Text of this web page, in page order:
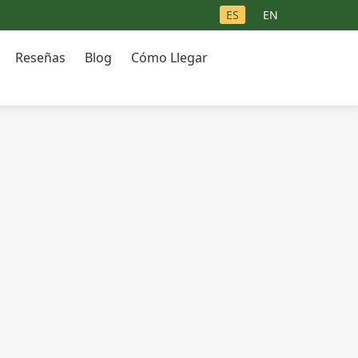
ES EN
Reseñas Blog Cómo Llegar